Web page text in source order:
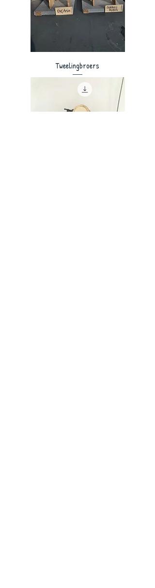
Tweelingbroers